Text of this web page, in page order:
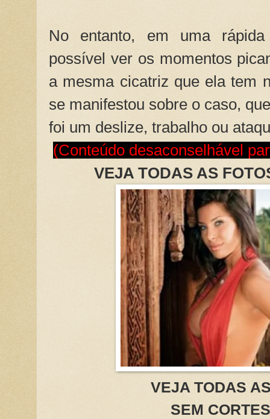
No entanto, em uma
possível ver os momentos
a mesma cicatriz que ela tem
se manifestou sobre o caso,
foi um deslize, trabalho ou
(Conteúdo desaconselhável
VEJA TODAS AS
VEJA TODAS
SEM